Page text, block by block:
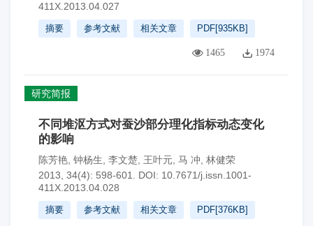
411X.2013.04.027
摘要 参考文献 相关文章 PDF[935KB]
1465 1974
研究简报
不同堆沤方式对蚕沙部分理化指标动态变化
的影响
陈芳艳 钟杨生 李文楚 王叶元 马 冲 林健荣
2013, 34(4): 598-601.
DOI: 10.7671/j.issn.1001-
411X.2013.04.028
摘要 参考文献 相关文章 PDF[376KB]